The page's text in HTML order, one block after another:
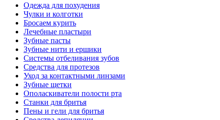
Одежда для похудения
Чулки и колготки
Бросаем курить
Лечебные пластыри
Зубные пасты
Зубные нити и ершики
Системы отбеливания зубов
Средства для протезов
Уход за контактными линзами
Зубные щетки
Ополаскиватели полости рта
Станки для бритья
Пены и гели для бритья